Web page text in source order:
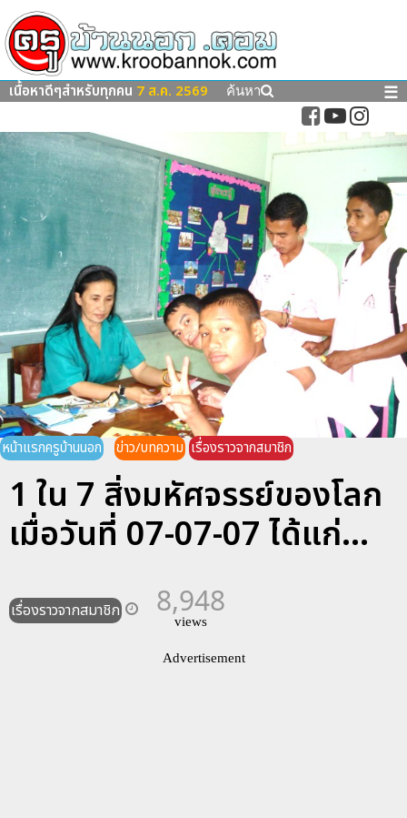
เนื้อหาดีๆสำหรับทุกคน 7 ส.ค. 2569 ค้นหา ☰
หน้าแรกครูบ้านนอก ข่าว/บทความ เรื่องราวจากสมาชิก
1 ใน 7 สิ่งมหัศจรรย์ของโลก
เมื่อวันที่ 07-07-07 ได้แก่...
เรื่องราวจากสมาชิก 8,948
views
Advertisement